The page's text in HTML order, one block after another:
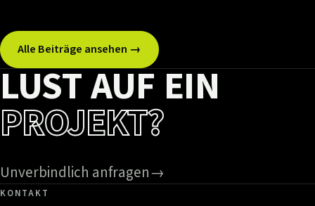
Alle Beiträge ansehen →
LUST AUF EIN
PROJEKT?
Unverbindlich anfragen→
KONTAKT